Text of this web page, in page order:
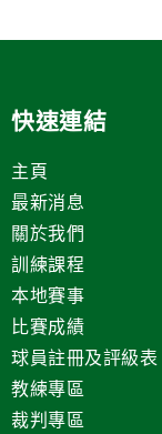
快速連結
主頁
最新消息
關於我們
訓練課程
本地賽事
比賽成績
球員註冊及評級表
教練專區
裁判專區